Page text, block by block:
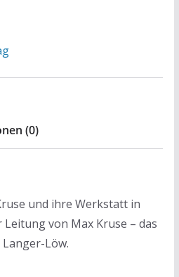
(0)
und ihre Werkstatt in
von Max Kruse – das
Löw.